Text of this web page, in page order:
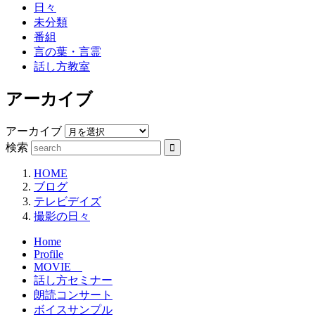
日々
未分類
番組
言の葉・言霊
話し方教室
アーカイブ
アーカイブ
検索
HOME
ブログ
テレビデイズ
撮影の日々
Home
Profile
MOVIE
話し方セミナー
朗読コンサート
ボイスサンプル